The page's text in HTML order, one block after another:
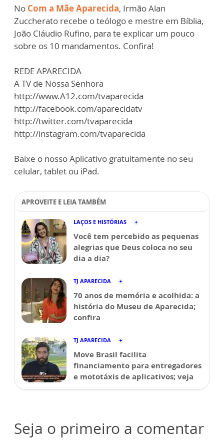
No Com a Mãe Aparecida, Irmão Alan
Zuccherato recebe o teólogo e mestre em Bíblia,
João Cláudio Rufino, para te explicar um pouco
sobre os 10 mandamentos. Confira!
REDE APARECIDA
A TV de Nossa Senhora
http://www.A12.com/tvaparecida
http://facebook.com/aparecidatv
http://twitter.com/tvaparecida
http://instagram.com/tvaparecida
Baixe o nosso Aplicativo gratuitamente no seu
celular, tablet ou iPad.
APROVEITE E LEIA TAMBÉM
LAÇOS E HISTÓRIAS
Você tem percebido as pequenas
alegrias que Deus coloca no seu
dia a dia?
TJ APARECIDA
70 anos de memória e acolhida: a
história do Museu de Aparecida;
confira
TJ APARECIDA
Move Brasil facilita
financiamento para entregadores
e mototáxis de aplicativos; veja
Seja o primeiro a comentar